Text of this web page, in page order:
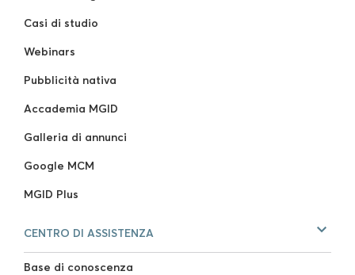
Casi di studio
Webinars
Pubblicità nativa
Accademia MGID
Galleria di annunci
Google MCM
MGID Plus
CENTRO DI ASSISTENZA
Base di conoscenza